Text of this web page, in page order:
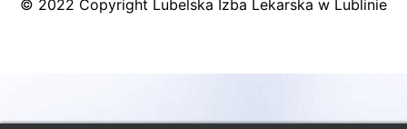
© 2022 Copyright Lubelska Izba Lekarska w Lublinie